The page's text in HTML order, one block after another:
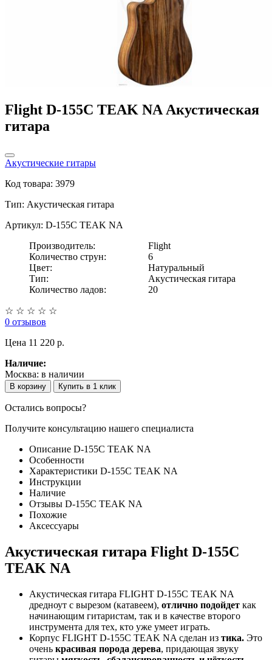
Flight D-155C TEAK NA Акустическая
гитара
Акустические гитары
Код товара: 3979
Тип: Акустическая гитара
Артикул: D-155C TEAK NA
Производитель:
Flight
Количество струн:
6
Цвет:
Натуральный
Тип:
Акустическая гитара
Количество ладов:
20
☆ ☆ ☆ ☆ ☆
0 отзывов
Цена 11 220 p.
Наличие:
Москва: в наличии
В корзину Купить в 1 клик
Остались вопросы?
Получите консультацию нашего специалиста
Описание D-155C TEAK NA
Особенности
Характеристики D-155C TEAK NA
Инструкции
Наличие
Отзывы D-155C TEAK NA
Похожие
Аксессуары
Акустическая гитара Flight D-155C
TEAK NA
Акустическая гитара FLIGHT D-155C TEAK NA
дредноут с вырезом (катавеем), отлично подойдет как
начинающим гитаристам, так и в качестве второго
инструмента для тех, кто уже умеет играть.
Корпус FLIGHT D-155C TEAK NA сделан из тика. Это
очень красивая порода дерева, придающая звуку